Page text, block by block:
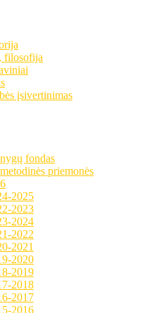
filosofija
įsivertinimas
fondas
priemonės
2025
2023
2024
2022
2021
2020
2019
2018
2017
2016